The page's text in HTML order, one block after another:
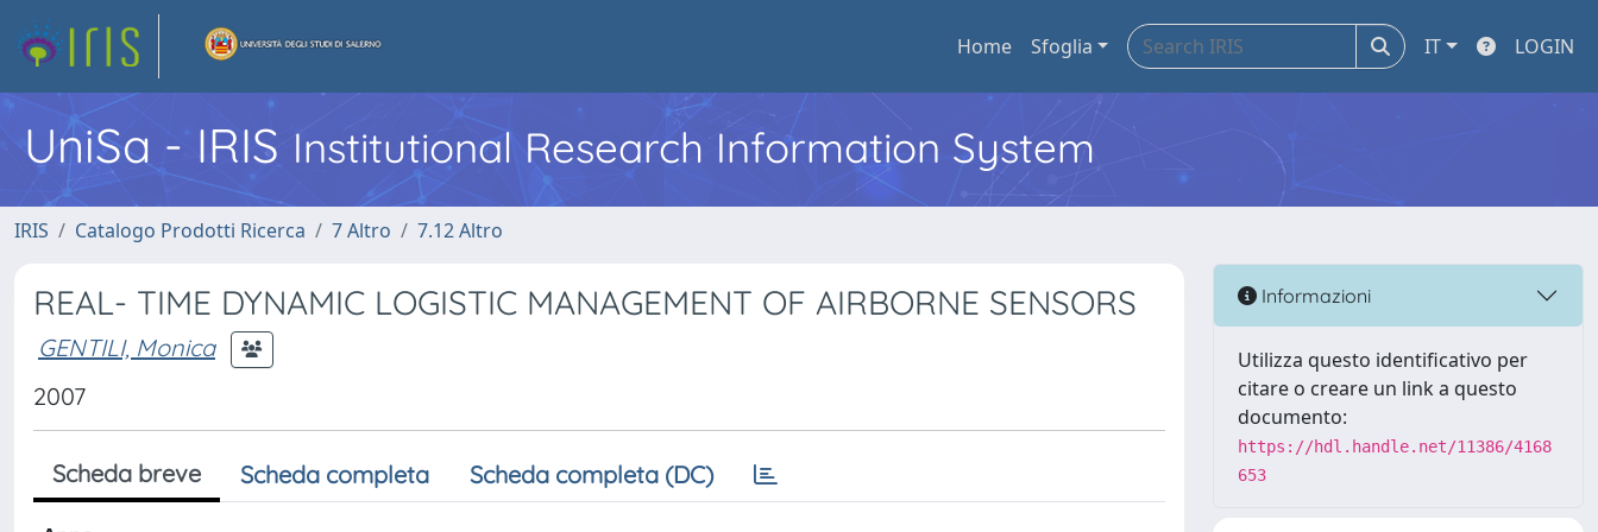
Home Sfoglia IT LOGIN
UniSa - IRIS Institutional Research Information System
IRIS Catalogo Prodotti Ricerca 7 Altro 7.12 Altro
REAL- TIME DYNAMIC LOGISTIC MANAGEMENT OF AIRBORNE SENSORS
GENTILI, Monica
2007
Scheda breve Scheda completa Scheda completa (DC)
Informazioni
Utilizza questo identificativo per
citare o creare un link a questo
documento:
https://hdl.handle.net/11386/4168
653